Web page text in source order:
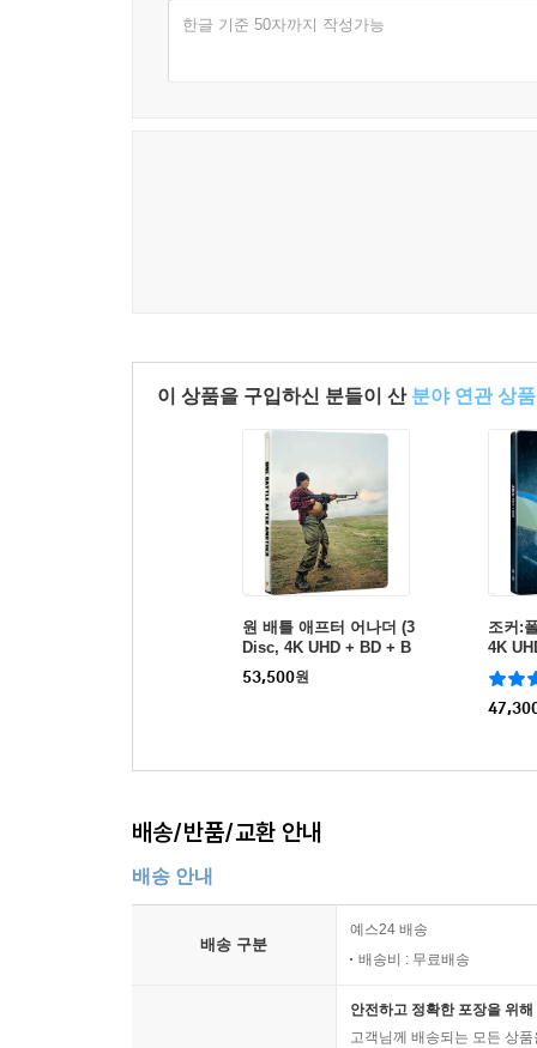
한글 기준 50자까지 작성가능
이 상품을 구입하신 분들이 산 분야 연관 상품
원 배틀 애프터 어나더 (3
Disc, 4K UHD + BD + B
D Bonus 스틸북 한정판)
: 블루레이
53,500원
조커:
4K
량 '레
배송/반품/교환 안내
배송 안내
배송 구분
예스24 배송
배송비 : 무료배송
안전하고 정확한 포장을 위
고객님께 배송되는 모든 상